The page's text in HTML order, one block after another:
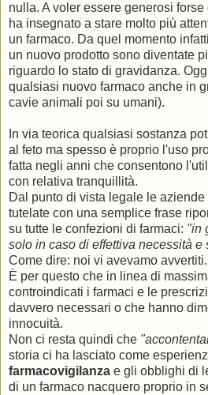
nulla. A voler essere generosi
ha insegnato a stare molto più
un farmaco. Da quel momento
un nuovo prodotto sono diventate
riguardo lo stato di gravidanza.
qualsiasi nuovo farmaco anche in
cavie animali poi su umani).
In via teorica qualsiasi sostanza
al feto ma spesso è proprio l'uso
fatta negli anni che consentono
con relativa tranquillità.
Dal punto di vista legale le
tutelate con una semplice frase
su tutte le confezioni di farmaci: "in
solo in caso di effettiva necessità e
Come dire: noi vi avevamo avvertiti.
È per questo che in linea di
controindicati i farmaci e le
davvero necessari o che hanno
innocuità.
Non ci resta quindi che
storia ci ha lasciato come
farmacovigilanza e gli obblighi di
di un farmaco nacquero proprio in